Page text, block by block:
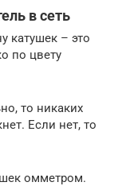
в сеть
катушек – это
по цвету
то никаких
Если нет, то
омметром.